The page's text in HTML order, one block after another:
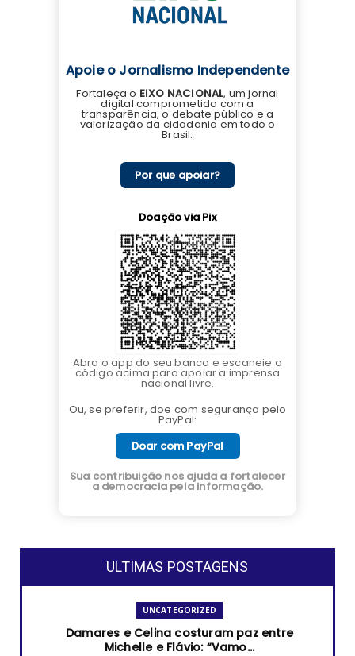
Apoie o Jornalismo Independente
Fortaleça o EIXO NACIONAL, um jornal
digital comprometido com a
transparência, o debate público e a
valorização da cidadania em todo o
Brasil.
Por que apoiar?
Doação via Pix
Abra o app do seu banco e escaneie o
código acima para apoiar a imprensa
nacional livre.
Ou, se preferir, doe com segurança pelo
PayPal:
Doar com PayPal
Sua contribuição nos ajuda a fortalecer
a democracia pela informação.
ULTIMAS POSTAGENS
UNCATEGORIZED
Damares e Celina costuram paz entre
Michelle e Flávio: “Vamo...